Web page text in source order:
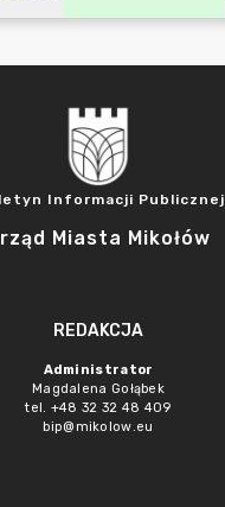
Informacji Publicznej
Miasta Mikołów
REDAKCJA
Administrator
Magdalena Gołąbek
tel. +48 32 32 48 409
bip@mikolow.eu